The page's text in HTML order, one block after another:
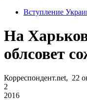
Вступление
На
облсовет
Корреспондент.net, 22
2
2016